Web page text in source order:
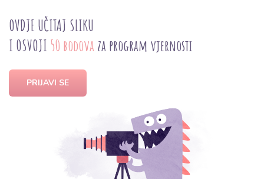
OVDJE UČITAJ SLIKU
I OSVOJI 50 bodova za program vjernosti
PRIJAVI SE